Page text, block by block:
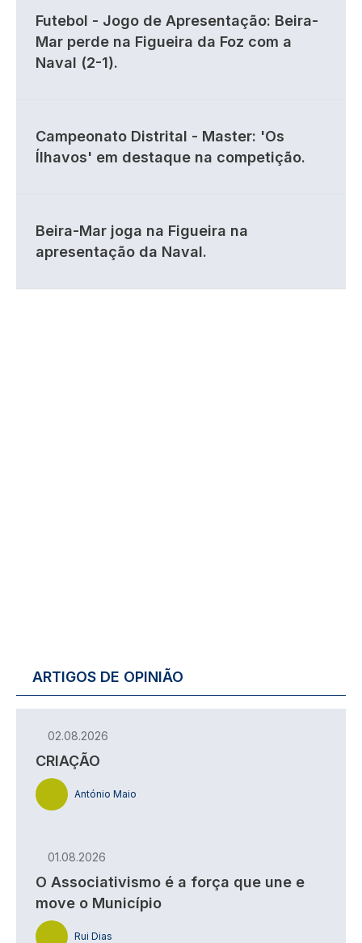
Futebol - Jogo de Apresentação: Beira-
Mar perde na Figueira da Foz com a
Naval (2-1).
Campeonato Distrital - Master: 'Os
Ílhavos' em destaque na competição.
Beira-Mar joga na Figueira na
apresentação da Naval.
ARTIGOS DE OPINIÃO
02.08.2026
CRIAÇÃO
António Maio
01.08.2026
O Associativismo é a força que une e
move o Município
Rui Dias